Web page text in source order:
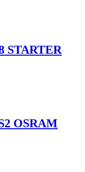
STARTER
OSRAM